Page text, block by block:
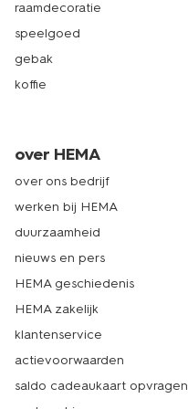
raamdecoratie
speelgoed
gebak
koffie
over HEMA
over ons bedrijf
werken bij HEMA
duurzaamheid
nieuws en pers
HEMA geschiedenis
HEMA zakelijk
klantenservice
actievoorwaarden
saldo cadeaukaart opvragen